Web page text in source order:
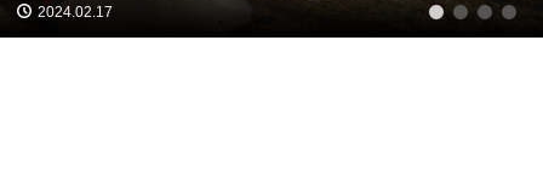
2024.02.17 1 2 3 4